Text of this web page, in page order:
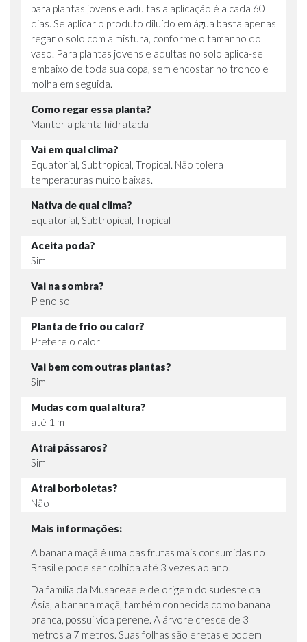
para plantas jovens e adultas a aplicação é a cada 60
dias. Se aplicar o produto diluído em água basta apenas
regar o solo com a mistura, conforme o tamanho do
vaso. Para plantas jovens e adultas no solo aplica-se
embaixo de toda sua copa, sem encostar no tronco e
molha em seguida.
Como regar essa planta?
Manter a planta hidratada
Vai em qual clima?
Equatorial, Subtropical, Tropical. Não tolera
temperaturas muito baixas.
Nativa de qual clima?
Equatorial, Subtropical, Tropical
Aceita poda?
Sim
Vai na sombra?
Pleno sol
Planta de frio ou calor?
Prefere o calor
Vai bem com outras plantas?
Sim
Mudas com qual altura?
até 1 m
Atrai pássaros?
Sim
Atrai borboletas?
Não
Mais informações:
A banana maçã é uma das frutas mais consumidas no
Brasil e pode ser colhida até 3 vezes ao ano!
Da família da Musaceae e de origem do sudeste da
Ásia, a banana maçã, também conhecida como banana
branca, possui vida perene. A árvore cresce de 3
metros a 7 metros. Suas folhas são eretas e podem